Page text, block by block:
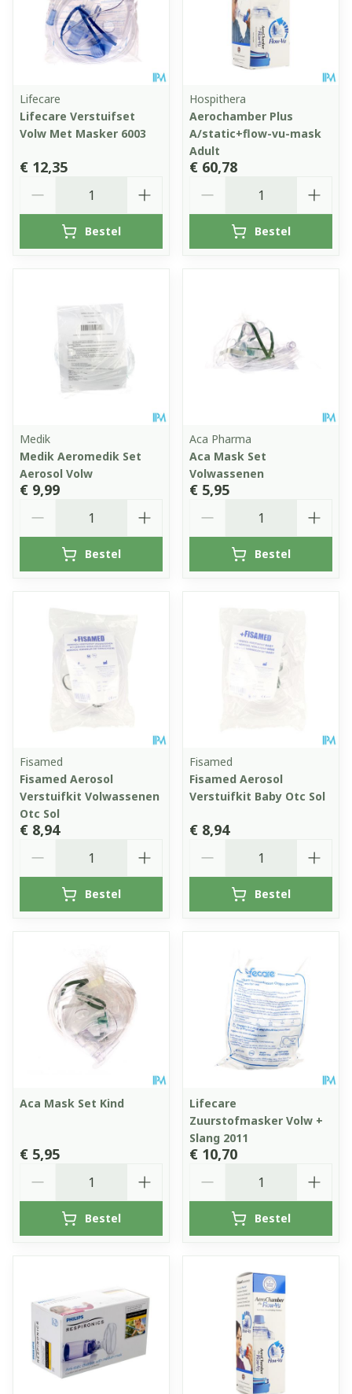
Lifecare
Lifecare Verstuifset
Volw Met Masker 6003
€ 12,35
Bestel
Hospithera
Aerochamber Plus
A/static+flow-vu-mask
Adult
€ 60,78
Bestel
Medik
Medik Aeromedik Set
Aerosol Volw
€ 9,99
Bestel
Aca Pharma
Aca Mask Set
Volwassenen
€ 5,95
Bestel
Fisamed
Fisamed Aerosol
Verstuifkit Volwassenen
Otc Sol
€ 8,94
Bestel
Fisamed
Fisamed Aerosol
Verstuifkit Baby Otc Sol
€ 8,94
Bestel
Aca Mask Set Kind
€ 5,95
Bestel
Lifecare
Zuurstofmasker Volw +
Slang 2011
€ 10,70
Bestel